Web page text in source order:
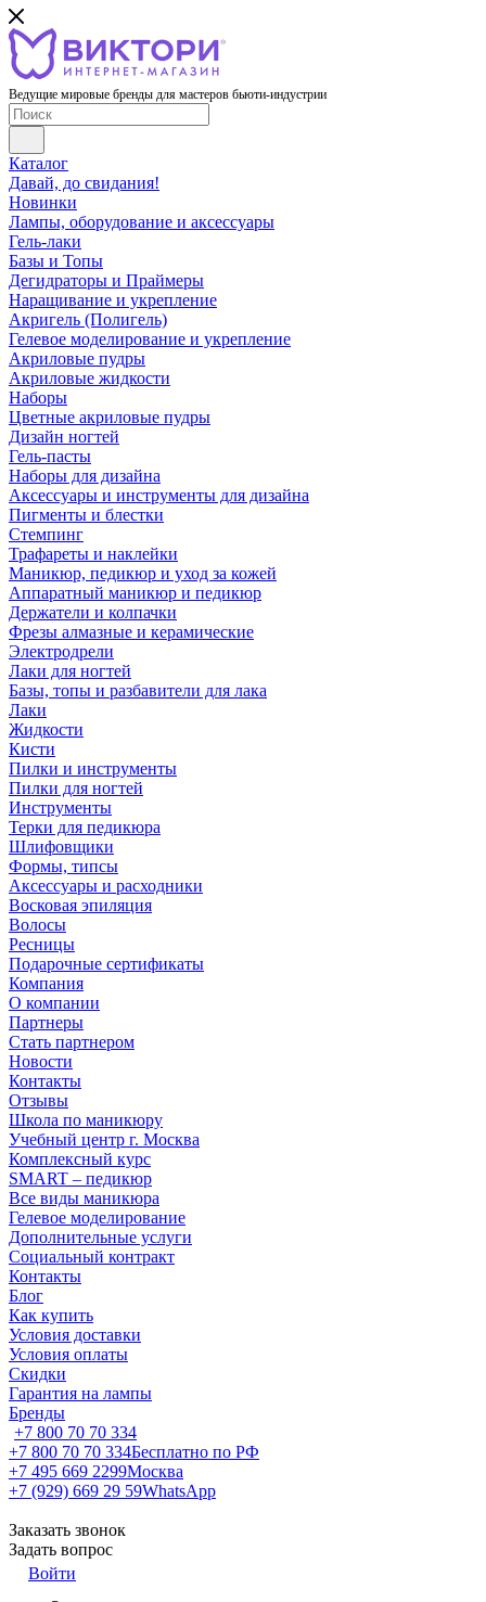
Ведущие мировые бренды для мастеров бьюти-индустрии
Каталог
Давай, до свидания!
Новинки
Лампы, оборудование и аксессуары
Гель-лаки
Базы и Топы
Дегидраторы и Праймеры
Наращивание и укрепление
Акригель (Полигель)
Гелевое моделирование и укрепление
Акриловые пудры
Акриловые жидкости
Наборы
Цветные акриловые пудры
Дизайн ногтей
Гель-пасты
Наборы для дизайна
Аксессуары и инструменты для дизайна
Пигменты и блестки
Стемпинг
Трафареты и наклейки
Маникюр, педикюр и уход за кожей
Аппаратный маникюр и педикюр
Держатели и колпачки
Фрезы алмазные и керамические
Электродрели
Лаки для ногтей
Базы, топы и разбавители для лака
Лаки
Жидкости
Кисти
Пилки и инструменты
Пилки для ногтей
Инструменты
Терки для педикюра
Шлифовщики
Формы, типсы
Аксессуары и расходники
Восковая эпиляция
Волосы
Ресницы
Подарочные сертификаты
Компания
О компании
Партнеры
Стать партнером
Новости
Контакты
Отзывы
Школа по маникюру
Учебный центр г. Москва
Комплексный курс
SMART – педикюр
Все виды маникюра
Гелевое моделирование
Дополнительные услуги
Социальный контракт
Контакты
Блог
Как купить
Условия доставки
Условия оплаты
Скидки
Гарантия на лампы
Бренды
+7 800 70 70 334
+7 800 70 70 334Бесплатно по РФ
+7 495 669 2299Москва
+7 (929) 669 29 59WhatsApp
Заказать звонок
Задать вопрос
Войти